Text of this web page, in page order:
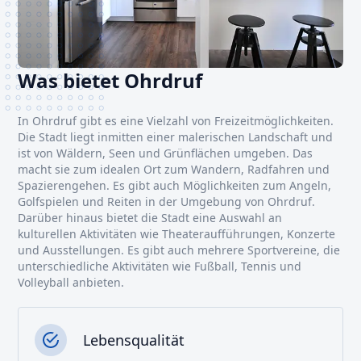
Was bietet Ohrdruf
In Ohrdruf gibt es eine Vielzahl von Freizeitmöglichkeiten.
Die Stadt liegt inmitten einer malerischen Landschaft und
ist von Wäldern, Seen und Grünflächen umgeben. Das
macht sie zum idealen Ort zum Wandern, Radfahren und
Spazierengehen. Es gibt auch Möglichkeiten zum Angeln,
Golfspielen und Reiten in der Umgebung von Ohrdruf.
Darüber hinaus bietet die Stadt eine Auswahl an
kulturellen Aktivitäten wie Theateraufführungen, Konzerte
und Ausstellungen. Es gibt auch mehrere Sportvereine, die
unterschiedliche Aktivitäten wie Fußball, Tennis und
Volleyball anbieten.
Lebensqualität